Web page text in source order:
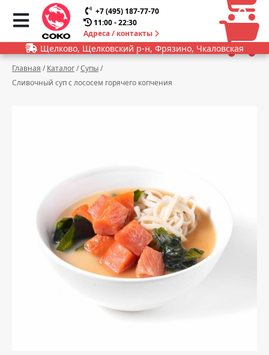
+7 (495) 187-77-70
11:00 - 22:30
Адреса / контакты
0
0
Щелково, Щелковский р-н, Фрязино, Чкаловская
Главная / Каталог/Супы/
Сливочный суп с лососем горячего копчения